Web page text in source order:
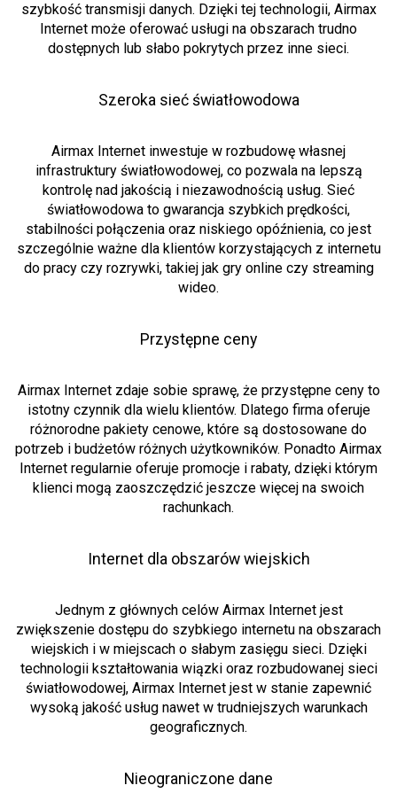
szybkość transmisji danych. Dzięki tej technologii, Airmax
Internet może oferować usługi na obszarach trudno
dostępnych lub słabo pokrytych przez inne sieci.
Szeroka sieć światłowodowa
Airmax Internet inwestuje w rozbudowę własnej
infrastruktury światłowodowej, co pozwala na lepszą
kontrolę nad jakością i niezawodnością usług. Sieć
światłowodowa to gwarancja szybkich prędkości,
stabilności połączenia oraz niskiego opóźnienia, co jest
szczególnie ważne dla klientów korzystających z internetu
do pracy czy rozrywki, takiej jak gry online czy streaming
wideo.
Przystępne ceny
Airmax Internet zdaje sobie sprawę, że przystępne ceny to
istotny czynnik dla wielu klientów. Dlatego firma oferuje
różnorodne pakiety cenowe, które są dostosowane do
potrzeb i budżetów różnych użytkowników. Ponadto Airmax
Internet regularnie oferuje promocje i rabaty, dzięki którym
klienci mogą zaoszczędzić jeszcze więcej na swoich
rachunkach.
Internet dla obszarów wiejskich
Jednym z głównych celów Airmax Internet jest
zwiększenie dostępu do szybkiego internetu na obszarach
wiejskich i w miejscach o słabym zasięgu sieci. Dzięki
technologii kształtowania wiązki oraz rozbudowanej sieci
światłowodowej, Airmax Internet jest w stanie zapewnić
wysoką jakość usług nawet w trudniejszych warunkach
geograficznych.
Nieograniczone dane